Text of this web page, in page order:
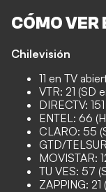
CÓMO VER
Chilevisión
11 en TV
VTR: 21 (SD
DIRECTV:
ENTEL: 66
CLARO: 55
GTD/
MOVISTAR:
TU VES: 57
ZAPPING: 21